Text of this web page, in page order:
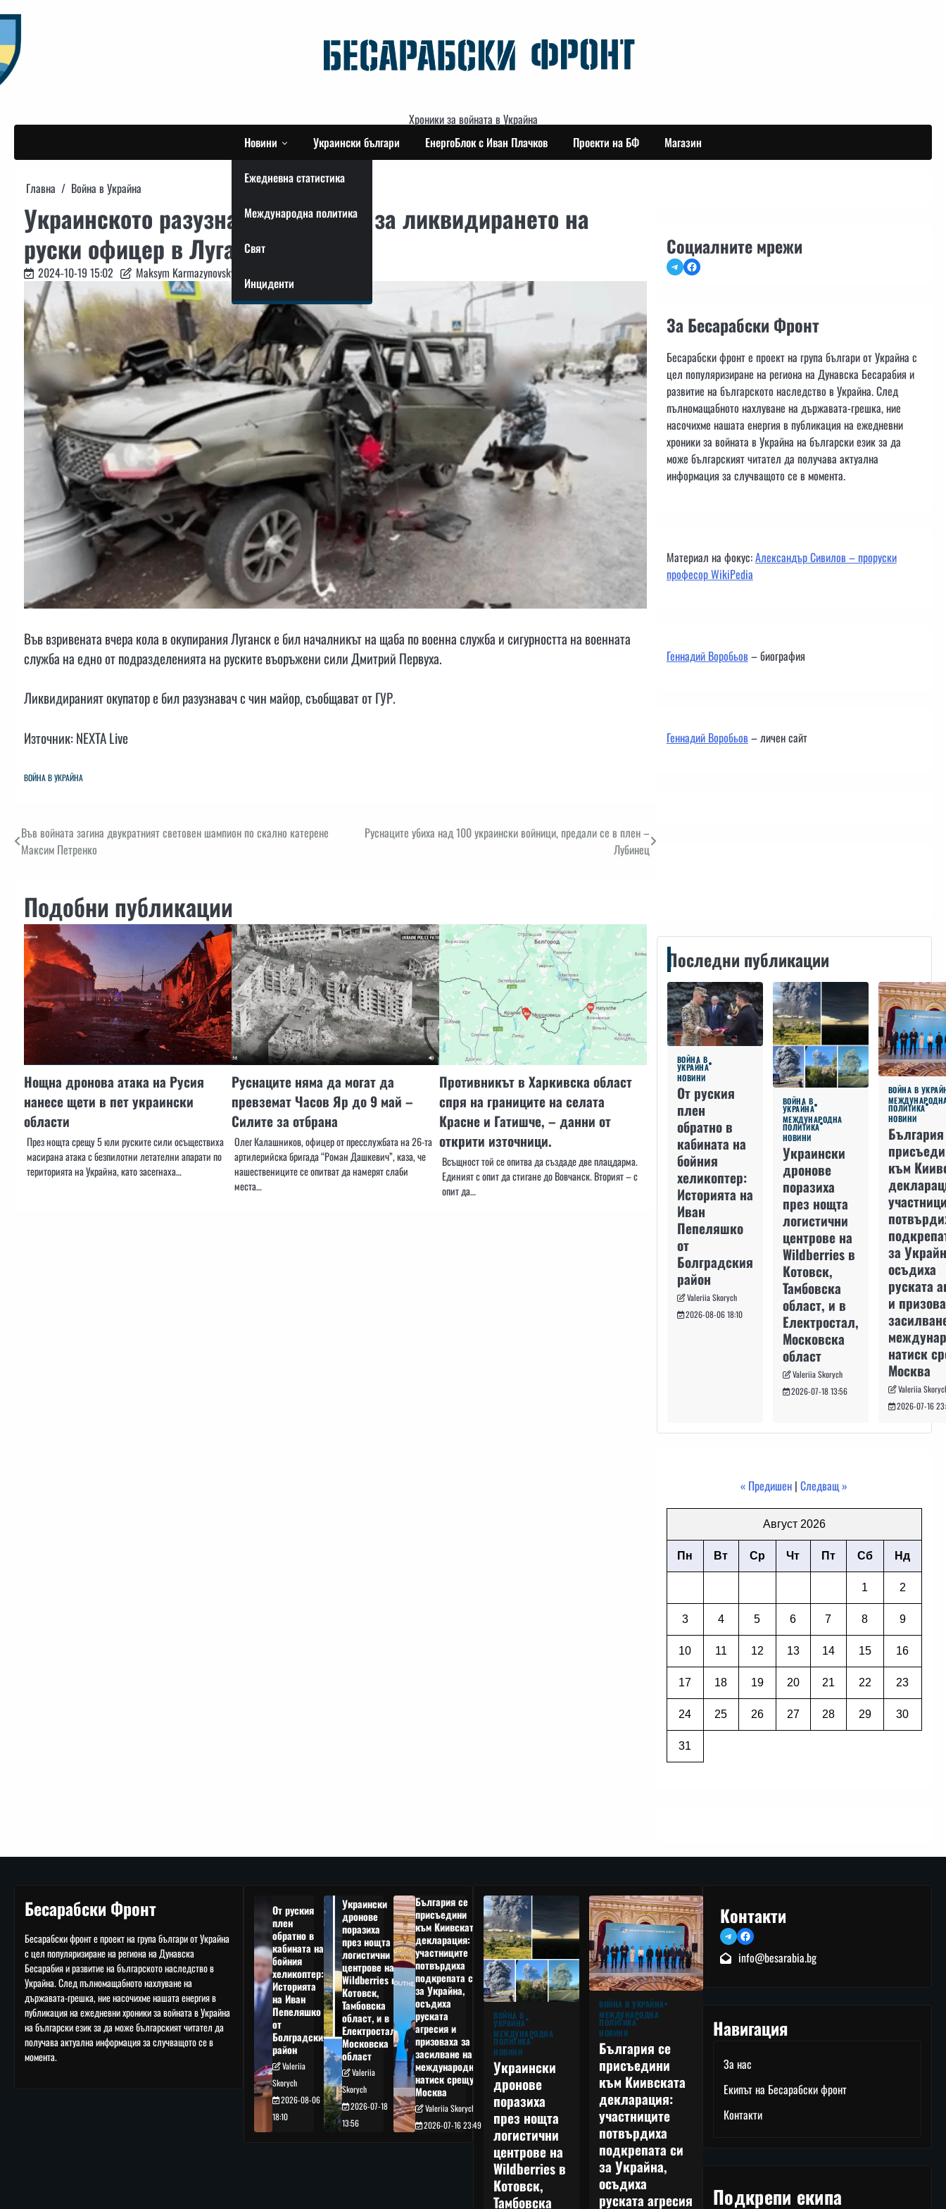
to
content
Хроники за войната в Украйна
Новини
Ежедневна статистика
Международна политика
Свят
Инциденти
Украински българи ЕнергоБлок с Иван Плачков Проекти на БФ Магазин
Главна Война в Украйна
Украинското разузнаване съобщи за ликвидирането на
руски офицер в Луганск
2024-10-19 15:02 Maksym Karmazynovskyi
Във взривената вчера кола в окупирания Луганск е бил началникът на щаба по военна служба и сигурността на военната
служба на едно от подразделенията на руските въоръжени сили Дмитрий Первуха.
Ликвидираният окупатор е бил разузнавач с чин майор, съобщават от ГУР.
Източник: NEXTA Live
ВОЙНА В УКРАЙНА
Навигация
Във войната загина двукратният световен шампион по скално катерене
Максим Петренко
Руснаците убиха над 100 украински войници, предали се в плен –
Лубинец
Подобни публикации
Нощна дронова атака на Русия
нанесе щети в пет украински
области
През нощта срещу 5 юли руските сили осъществиха
масирана атака с безпилотни летателни апарати по
територията на Украйна, като засегнаха…
Руснаците няма да могат да
превземат Часов Яр до 9 май –
Силите за отбрана
Олег Калашников, офицер от пресслужбата на 26-та
артилерийска бригада “Роман Дашкевич”, каза, че
нашествениците се опитват да намерят слаби
места…
Противникът в Харкивска област
спря на границите на селата
Красне и Гатишче, – данни от
открити източници.
Всъщност той се опитва да създаде две плацдарма.
Единият с опит да стигане до Вовчанск. Вторият – с
опит да…
Социалните мрежи
TelegramFacebook
За Бесарабски Фронт
Бесарабски фронт е проект на група българи от Украйна с
цел популяризиране на региона на Дунавска Бесарабия и
развитие на българското наследство в Украйна. След
пълномащабното нахлуване на държавата-грешка, ние
насочихме нашата енергия в публикация на ежедневни
хроники за войната в Украйна на български език за да
може българският читател да получава актуална
информация за случващото се в момента.
Материал на фокус:Александър Сивилов – проруски
професор WikiPedia
Геннадий Воробьов– биография
Геннадий Воробьов– личен сайт
Последни публикации
ВОЙНА В
УКРАЙНА
НОВИНИ
От руския
плен
обратно в
кабината на
бойния
хеликоптер:
Историята на
Иван
Пепеляшко
от
Болградския
район
Valeriia Skorych
2026-08-06 18:10
ВОЙНА В
УКРАЙНА
МЕЖДУНАРОДНА
ПОЛИТИКА
НОВИНИ
Украински
дронове
поразиха
през нощта
логистични
центрове на
Wildberries в
Котовск,
Тамбовска
област, и в
Електростал,
Московска
област
Valeriia Skorych
2026-07-18 13:56
ВОЙНА В
ПОЛИТИКА
НОВИНИ
към
за
осъдиха
руската
и
натиск
Москва
Valeriia
2026-07-16
« Предишен |Следващ »
Август 2026
Пн Вт Ср Чт Пт Сб Нд
1 2
3 4 5 6 7 8 9
10 11 12 13 14 15 16
17 18 19 20 21 22 23
24 25 26 27 28 29 30
31
Бесарабски Фронт
Бесарабски фронт е проект на група българи от Украйна
с цел популяризиране на региона на Дунавска
Бесарабия и развитие на българското наследство в
Украйна. След пълномащабното нахлуване на
държавата-грешка, ние насочихме нашата енергия в
публикация на ежедневни хроники за войната в Украйна
на български език за да може българският читател да
получава актуална информация за случващото се в
момента.
От руския
плен
обратно в
кабината на
бойния
хеликоптер:
Историята
на Иван
Пепеляшко
от
Болградския
район
Valeriia
Skorych
2026-08-06
18:10
Украински
дронове
поразиха
през нощта
логистични
центрове на
Wildberries в
Котовск,
Тамбовска
област, и в
Електростал,
Московска
област
Valeriia
Skorych
2026-07-18
13:56
България се
присъедини
към Киивската
декларация:
участниците
потвърдиха
подкрепата си
за Украйна,
осъдиха
руската
агресия и
призоваха за
засилване на
международния
натиск срещу
Москва
Valeriia Skorych
2026-07-16 23:49
ВОЙНА В
УКРАЙНА
МЕЖДУНАРОДНА
ПОЛИТИКА
НОВИНИ
Украински
дронове
поразиха
през нощта
логистични
центрове на
Wildberries в
Котовск,
Тамбовска
ВОЙНА В УКРАЙНА
МЕЖДУНАРОДНА
ПОЛИТИКА
НОВИНИ
България се
присъедини
към Киивската
декларация:
участниците
потвърдиха
подкрепата си
за Украйна,
осъдиха
руската агресия
Контакти
TelegramFacebook
info@besarabia.bg
Навигация
За нас
Екипът на Бесарабски фронт
Контакти
Подкрепи екипа